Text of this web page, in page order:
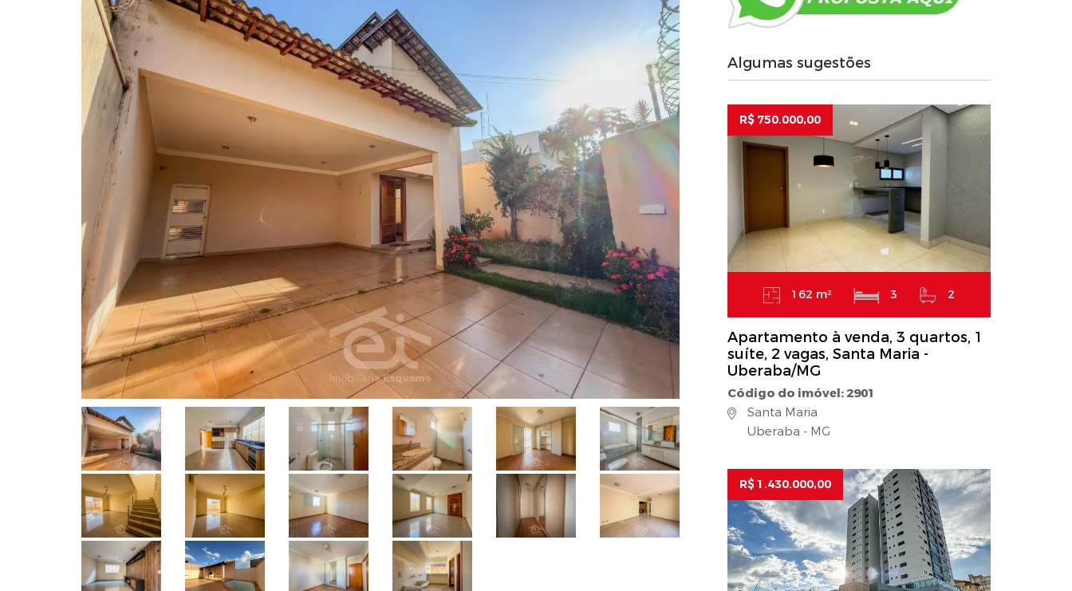
Algumas sugestões
R$ 750.000,00
162 m² 3 2
Apartamento à venda, 3 quartos, 1
suíte, 2 vagas, Santa Maria -
Uberaba/MG
Código do imóvel: 2901
Santa Maria
Uberaba - MG
R$ 1.430.000,00